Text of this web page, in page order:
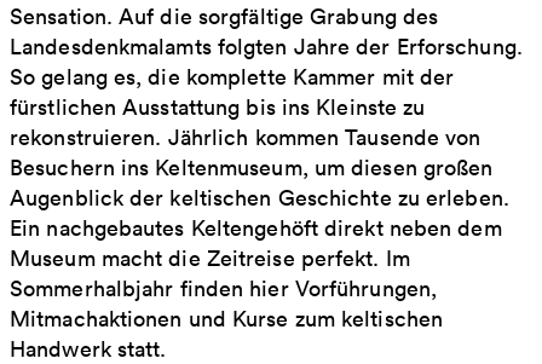
Sensation. Auf die sorgfältige Grabung des
Landesdenkmalamts folgten Jahre der Erforschung.
So gelang es, die komplette Kammer mit der
fürstlichen Ausstattung bis ins Kleinste zu
rekonstruieren. Jährlich kommen Tausende von
Besuchern ins Keltenmuseum, um diesen großen
Augenblick der keltischen Geschichte zu erleben.
Ein nachgebautes Keltengehöft direkt neben dem
Museum macht die Zeitreise perfekt. Im
Sommerhalbjahr finden hier Vorführungen,
Mitmachaktionen und Kurse zum keltischen
Handwerk statt.